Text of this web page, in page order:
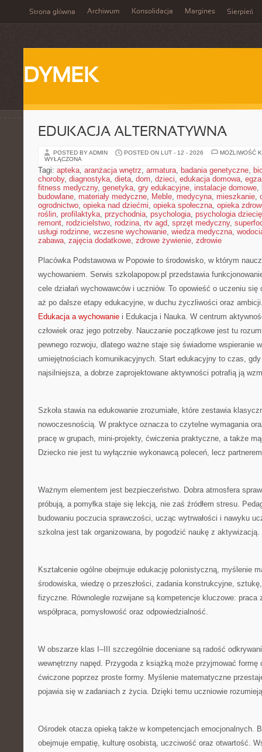
Strona główna Archiwum Konsolidacja Margines Sierpień
DYMEK
EDUKACJA ALTERNATYWNA
POSTED BY ADMIN POSTED ON LUT - 12 - 2026
MOŻLIWOŚĆ
WYŁĄCZONA
Tagi: apteka, aranżacja wnętrz, armatura, badania genetyczne,
choroby, diagnostyka, dieta, dom, dzieci, edukacja domowa,
fitness medyczny, genetyka, gry edukacyjne, instalacje domowe,
budowlane, materiały medyczne, Meble, medycyna, mieszkanie,
ogrodnictwo, opieka nad dziećmi, opieka społeczna, opieka
roślin, profilaktyka, przychodnia, psychologia, psychologia
remont, rodzicielstwo, rodzina, rtv agd, sprzęt medyczny,
usługi rodzinne, wczesne wychowanie, wiedza medyczna,
zabawa, zajęcia dodatkowe, zdrowe żywienie, zdrowie
Placówka Podstawowa w Popowie to środowisko, w którym
wychowaniem. Serwis szkolapopow.pl przedstawia
cele działań wychowawców i uczniów. To opowieść o uczeniu
aż po dalsze etapy edukacyjne, w duchu życzliwości oraz
Edukacja a wychowanie i Edukacja i Nauka. W centrum
człowiek oraz jego potrzeby. Nauczanie początkowe jest tu
pewnego rozwoju, dlatego ważne staje się świadome wspieranie
umiejętnościach komunikacyjnych. Start edukacyjny to czas,
najsilniejsza, a dobrze zaprojektowane aktywności potrafią ją
Szkoła stawia na edukowanie zrozumiałe, które zestawia
nowoczesnością. W praktyce oznacza to czytelne wymagania
pracę w grupach, mini-projekty, ćwiczenia praktyczne, a także
Dziecko nie jest tu wyłącznie wykonawcą poleceń, lecz
Ważnym elementem jest bezpieczeństwo. Dobra atmosfera
próbują, a pomyłka staje się lekcją, nie zaś źródłem stresu.
budowaniu poczucia sprawczości, ucząc wytrwałości i nawyku
szkolna jest tak organizowana, by pogodzić naukę z aktywizacją.
Kształcenie ogólne obejmuje edukację polonistyczną, myślenie
środowiska, wiedzę o przeszłości, zadania konstrukcyjne,
fizyczne. Równolegle rozwijane są kompetencje kluczowe: praca
współpraca, pomysłowość oraz odpowiedzialność.
W obszarze klas I–III szczególnie doceniane są radość
wewnętrzny napęd. Przygoda z książką może przyjmować formę
ćwiczone poprzez proste formy. Myślenie matematyczne
pojawia się w zadaniach z życia. Dzięki temu uczniowie
Ośrodek otacza opieką także w kompetencjach emocjonalnych.
obejmuje empatię, kulturę osobistą, uczciwość oraz otwartość.